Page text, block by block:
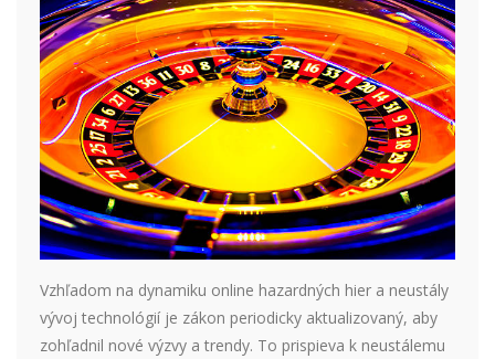
Vzhľadom na dynamiku online hazardných hier a neustály
vývoj technológií je zákon periodicky aktualizovaný, aby
zohľadnil nové výzvy a trendy. To prispieva k neustálemu